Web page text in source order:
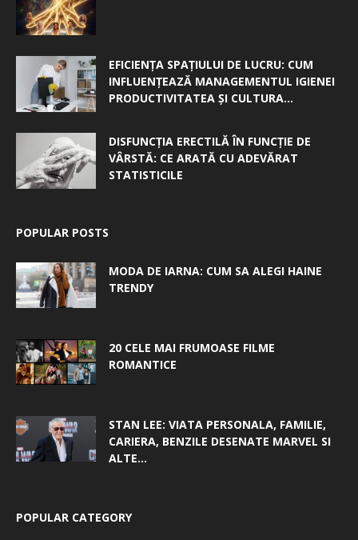
EFICIENȚA SPAȚIULUI DE LUCRU: CUM
INFLUENȚEAZĂ MANAGEMENTUL IGIENEI
PRODUCTIVITATEA ȘI CULTURA...
DISFUNCȚIA ERECTILĂ ÎN FUNCȚIE DE
VÂRSTĂ: CE ARATĂ CU ADEVĂRAT
STATISTICILE
POPULAR POSTS
MODA DE IARNA: CUM SA ALEGI HAINE
TRENDY
20 CELE MAI FRUMOASE FILME
ROMANTICE
STAN LEE: VIATA PERSONALA, FAMILIE,
CARIERA, BENZILE DESENATE MARVEL SI
ALTE...
POPULAR CATEGORY